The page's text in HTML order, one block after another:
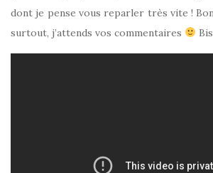
dont je pense vous reparler très vite !
surtout, j’attends vos commentaires